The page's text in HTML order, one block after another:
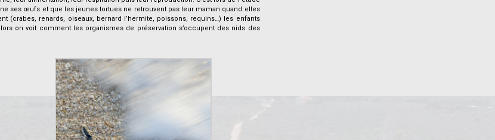
ses œufs et que les jeunes tortues ne retrouvent pas leur maman quand elles
(crabes, renards, oiseaux, bernard l’hermite, poissons, requins…) les enfants
on voit comment les organismes de préservation s’occupent des nids des